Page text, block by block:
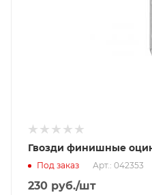
Гвозди финишные
Под заказ Арт.: 042353
230 руб./шт